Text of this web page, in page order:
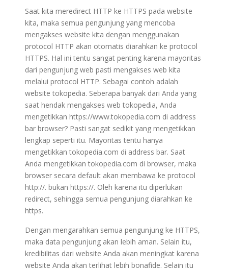
Saat kita meredirect HTTP ke HTTPS pada website
kita, maka semua pengunjung yang mencoba
mengakses website kita dengan menggunakan
protocol HTTP akan otomatis diarahkan ke protocol
HTTPS. Hal ini tentu sangat penting karena mayoritas
dari pengunjung web pasti mengakses web kita
melalui protocol HTTP. Sebagai contoh adalah
website tokopedia. Seberapa banyak dari Anda yang
saat hendak mengakses web tokopedia, Anda
mengetikkan https://www.tokopedia.com di address
bar browser? Pasti sangat sedikit yang mengetikkan
lengkap seperti itu. Mayoritas tentu hanya
mengetikkan tokopedia.com di address bar. Saat
Anda mengetikkan tokopedia.com di browser, maka
browser secara default akan membawa ke protocol
http://. bukan https://. Oleh karena itu diperlukan
redirect, sehingga semua pengunjung diarahkan ke
https.
Dengan mengarahkan semua pengunjung ke HTTPS,
maka data pengunjung akan lebih aman. Selain itu,
kredibilitas dari website Anda akan meningkat karena
website Anda akan terlihat lebih bonafide. Selain itu